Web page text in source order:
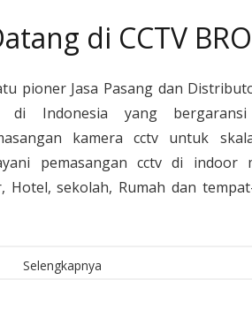
di CCTV BRO
pioner Jasa Pasang dan
di Indonesia yang bergaransi
kamera cctv untuk
pemasangan cctv di indoor
sekolah, Rumah dan
Selengkapnya